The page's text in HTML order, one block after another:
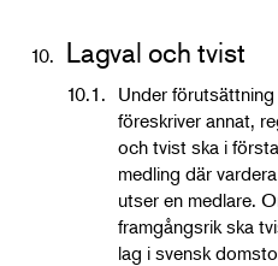
10. Lagval och tvist
10.1. Under
föreskriver annat,
och tvist ska i
medling där
utser en medlare.
framgångsrik ska
lag i svensk